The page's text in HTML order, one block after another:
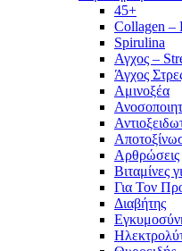
45+
Collagen –
Spirulina
Αγχος –
Άγχος
Αμινοξέα
Αρθρώσεις
Βιταμίνες
Για Τον
Διαβήτης